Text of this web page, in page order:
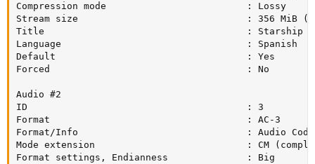
Compression mode                         : Lossy
Stream size                              : 356 MiB
Title                                    : Starship
Language                                 : Spanish
Default                                  : Yes
Forced                                   : No
Audio #2
ID                                       : 3
Format                                   : AC-3
Format/Info                              : Audio
Mode extension                           : CM
Format settings, Endianness              : Big